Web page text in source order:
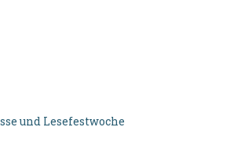
und Lesefestwoche